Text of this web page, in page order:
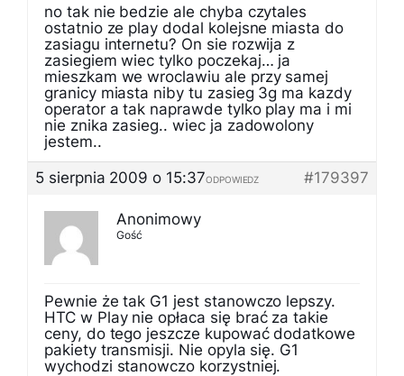
no tak nie bedzie ale chyba czytales
ostatnio ze play dodal kolejsne miasta do
zasiagu internetu? On sie rozwija z
zasiegiem wiec tylko poczekaj… ja
mieszkam we wroclawiu ale przy samej
granicy miasta niby tu zasieg 3g ma kazdy
operator a tak naprawde tylko play ma i mi
nie znika zasieg.. wiec ja zadowolony
jestem..
5 sierpnia 2009 o 15:37
#179397
ODPOWIEDZ
Anonimowy
Gość
Pewnie że tak G1 jest stanowczo lepszy.
HTC w Play nie opłaca się brać za takie
ceny, do tego jeszcze kupować dodatkowe
pakiety transmisji. Nie opyla się. G1
wychodzi stanowczo korzystniej.